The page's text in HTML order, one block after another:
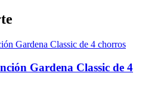
Gardena Classic de 4